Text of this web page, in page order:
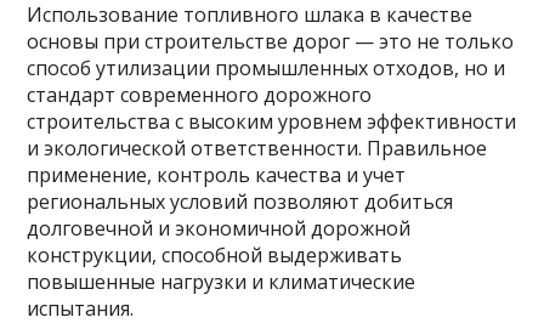
Использование топливного шлака в качестве
основы при строительстве дорог — это не только
способ утилизации промышленных отходов, но и
стандарт современного дорожного
строительства с высоким уровнем эффективности
и экологической ответственности. Правильное
применение, контроль качества и учет
региональных условий позволяют добиться
долговечной и экономичной дорожной
конструкции, способной выдерживать
повышенные нагрузки и климатические
испытания.